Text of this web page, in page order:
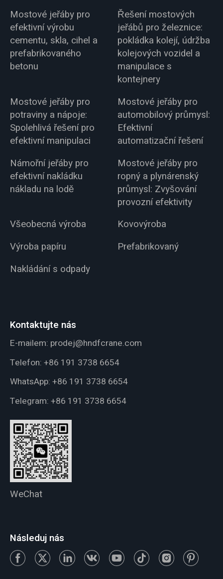
Mostové jeřáby pro
efektivní výrobu
cementu, skla, cihel a
prefabrikovaného
betonu
Řešení mostových
jeřábů pro železnice:
pokládka kolejí, údržba
kolejových vozidel a
manipulace s
kontejnery
Mostové jeřáby pro
potraviny a nápoje:
Spolehlivá řešení pro
efektivní manipulaci
Mostové jeřáby pro
automobilový průmysl:
Efektivní
automatizační řešení
Námořní jeřáby pro
efektivní nakládku
nákladu na lodě
Mostové jeřáby pro
ropný a plynárenský
průmysl: Zvyšování
provozní efektivity
Všeobecná výroba
Kovovýroba
Výroba papíru
Prefabrikovaný
Nakládání s odpady
Kontaktujte nás
E-mailem: prodej@hndfcrane.com
Telefon: +86 191 3738 6654
WhatsApp: +86 191 3738 6654
Telegram: +86 191 3738 6654
WeChat
Následuj nás